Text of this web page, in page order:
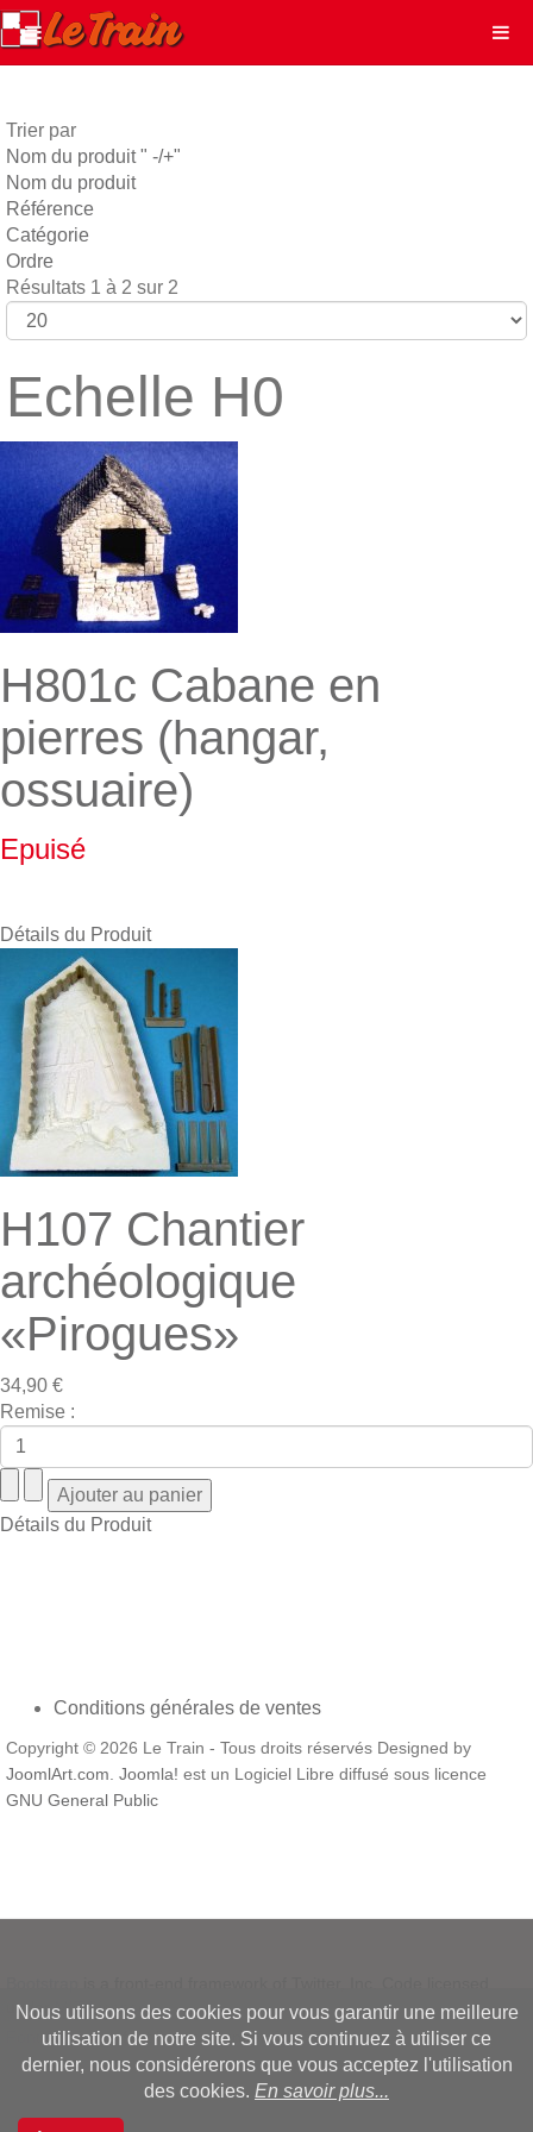
Trier par
Nom du produit " -/+"
Nom du produit
Référence
Catégorie
Ordre
Résultats 1 à 2 sur 2
Echelle H0
H801c Cabane en
pierres (hangar,
ossuaire)
Epuisé
Détails du Produit
H107 Chantier
archéologique
«Pirogues»
34,90 €
Remise :
Détails du Produit
Conditions générales de ventes
Copyright © 2026 Le Train - Tous droits réservés Designed by
JoomlArt.com. Joomla! est un Logiciel Libre diffusé sous licence
GNU General Public
underMIT License.
Font Awesomefont licensed underSIL OFL 1.1.
Nous utilisons des cookies pour vous garantir une meilleure
utilisation de notre site. Si vous continuez à utiliser ce
dernier, nous considérerons que vous acceptez l'utilisation
des cookies. En savoir plus...